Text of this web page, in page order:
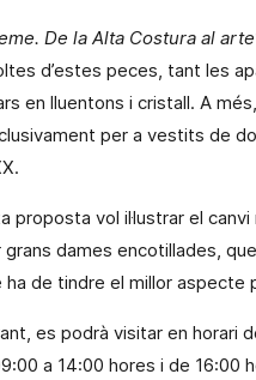
. De la Alta Costura al
d’estes peces, tant les
en lluentons i cristall. A
per a vestits de
proposta vol il·lustrar el canvi
dames encotillades, que
ha de tindre el millor
es podrà visitar en
a 14:00 hores i de 16:00